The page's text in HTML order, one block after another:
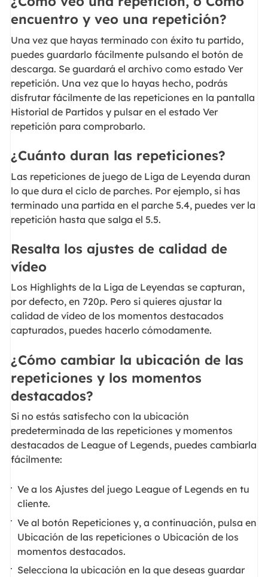
encuentro y veo una repetición?
Una vez que hayas terminado con éxito tu partido,
puedes guardarlo fácilmente pulsando el botón de
descarga. Se guardará el archivo como estado Ver
repetición. Una vez que lo hayas hecho, podrás
disfrutar fácilmente de las repeticiones en la pantalla
Historial de Partidos y pulsar en el estado Ver
repetición para comprobarlo.
¿Cuánto duran las repeticiones?
Las repeticiones de juego de Liga de Leyenda duran
lo que dura el ciclo de parches. Por ejemplo, si has
terminado una partida en el parche 5.4, puedes ver la
repetición hasta que salga el 5.5.
Resalta los ajustes de calidad de
vídeo
Los Highlights de la Liga de Leyendas se capturan,
por defecto, en 720p. Pero si quieres ajustar la
calidad de vídeo de los momentos destacados
capturados, puedes hacerlo cómodamente.
¿Cómo cambiar la ubicación de las
repeticiones y los momentos
destacados?
Si no estás satisfecho con la ubicación
predeterminada de las repeticiones y momentos
destacados de League of Legends, puedes cambiarla
fácilmente:
Ve a los Ajustes del juego League of Legends en tu
cliente.
Ve al botón Repeticiones y, a continuación, pulsa en
Ubicación de las repeticiones o Ubicación de los
momentos destacados.
Selecciona la ubicación en la que deseas guardar